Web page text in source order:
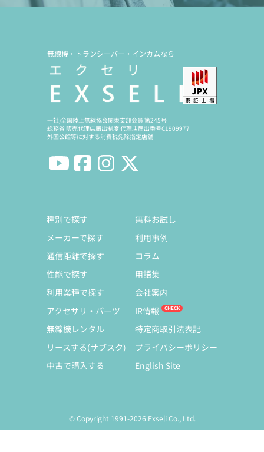
無線機・トランシーバー・インカムなら
一社)全国陸上無線協会関東支部会員 第245号
総務省 販売代理店届出制度 代理店届出番号C1909977
外国公館等に対する消費税免除指定店舗
種別で探す
メーカーで探す
通信距離で探す
性能で探す
利用業種で探す
アクセサリ・パーツ
無線機レンタル
リースする(サブスク)
中古で購入する
無料お試し
利用事例
コラム
用語集
会社案内
IR情報
特定商取引法表記
プライバシーポリシー
English Site
© Copyright 1991-2026 Exseli Co., Ltd.